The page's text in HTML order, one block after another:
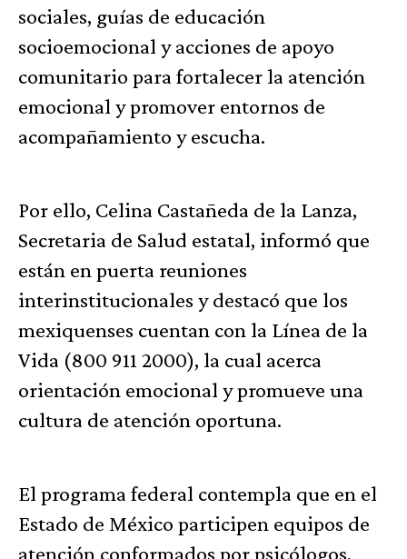
sociales, guías de educación
socioemocional y acciones de apoyo
comunitario para fortalecer la atención
emocional y promover entornos de
acompañamiento y escucha.
Por ello, Celina Castañeda de la Lanza,
Secretaria de Salud estatal, informó que
están en puerta reuniones
interinstitucionales y destacó que los
mexiquenses cuentan con la Línea de la
Vida (800 911 2000), la cual acerca
orientación emocional y promueve una
cultura de atención oportuna.
El programa federal contempla que en el
Estado de México participen equipos de
atención conformados por psicólogos,